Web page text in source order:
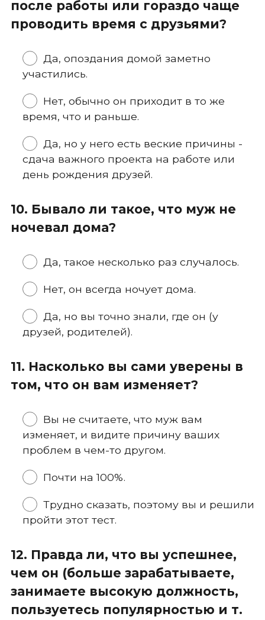
после работы или гораздо чаще
проводить время с друзьями?
Да, опоздания домой заметно
участились.
Нет, обычно он приходит в то же
время, что и раньше.
Да, но у него есть веские причины -
сдача важного проекта на работе или
день рождения друзей.
10. Бывало ли такое, что муж не
ночевал дома?
Да, такое несколько раз случалось.
Нет, он всегда ночует дома.
Да, но вы точно знали, где он (у
друзей, родителей).
11. Насколько вы сами уверены в
том, что он вам изменяет?
Вы не считаете, что муж вам
изменяет, и видите причину ваших
проблем в чем-то другом.
Почти на 100%.
Трудно сказать, поэтому вы и решили
пройти этот тест.
12. Правда ли, что вы успешнее,
чем он (больше зарабатываете,
занимаете высокую должность,
пользуетесь популярностью и т.